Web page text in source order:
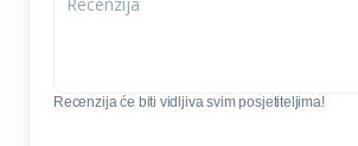
Recenzija će biti vidljiva svim posjetiteljima!